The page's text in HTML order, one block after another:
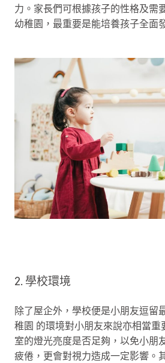
力。家長們可根據孩子的性格及需
幼稚園，最重要是能培養孩子全面
2. 學校環境
除了屋企外，學校便是小朋友逗留
稚園 的環境對小朋友來說亦相當重
室的燈光亮度是否足夠，以免小朋
疲倦，更會對視力造成一定影響。